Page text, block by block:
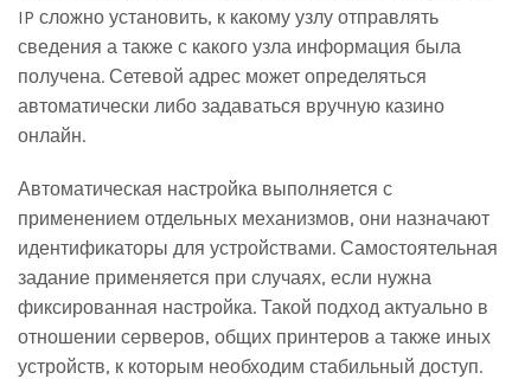
IP сложно установить, к какому узлу отправлять
сведения а также с какого узла информация была
получена. Сетевой адрес может определяться
автоматически либо задаваться вручную казино
онлайн.
Автоматическая настройка выполняется с
применением отдельных механизмов, они назначают
идентификаторы для устройствами. Самостоятельная
задание применяется при случаях, если нужна
фиксированная настройка. Такой подход актуально в
отношении серверов, общих принтеров а также иных
устройств, к которым необходим стабильный доступ.